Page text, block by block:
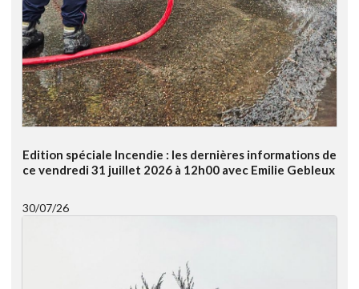
Edition spéciale Incendie : les dernières informations de
ce vendredi 31 juillet 2026 à 12h00 avec Emilie Gebleux
30/07/26